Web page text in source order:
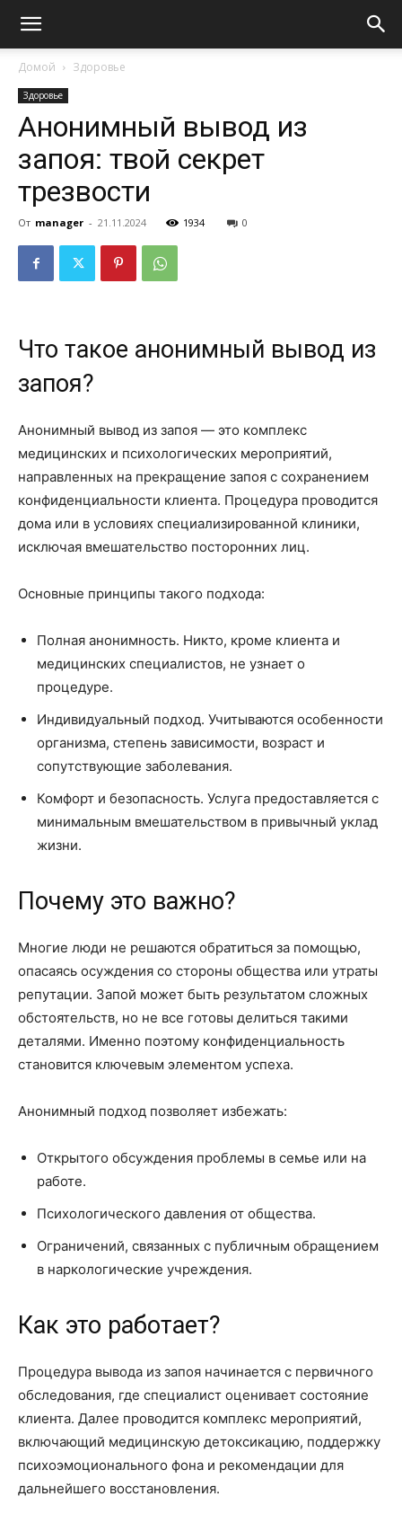
Домой Здоровье
Здоровье
Анонимный вывод из
запоя: твой секрет
трезвости
От manager - 21.11.2024 1934 0
Что такое анонимный вывод из
запоя?
Анонимный вывод из запоя — это комплекс
медицинских и психологических мероприятий,
направленных на прекращение запоя с сохранением
конфиденциальности клиента. Процедура проводится
дома или в условиях специализированной клиники,
исключая вмешательство посторонних лиц.
Основные принципы такого подхода:
Полная анонимность. Никто, кроме клиента и
медицинских специалистов, не узнает о
процедуре.
Индивидуальный подход. Учитываются особенности
организма, степень зависимости, возраст и
сопутствующие заболевания.
Комфорт и безопасность. Услуга предоставляется с
минимальным вмешательством в привычный уклад
жизни.
Почему это важно?
Многие люди не решаются обратиться за помощью,
опасаясь осуждения со стороны общества или утраты
репутации. Запой может быть результатом сложных
обстоятельств, но не все готовы делиться такими
деталями. Именно поэтому конфиденциальность
становится ключевым элементом успеха.
Анонимный подход позволяет избежать:
Открытого обсуждения проблемы в семье или на
работе.
Психологического давления от общества.
Ограничений, связанных с публичным обращением
в наркологические учреждения.
Как это работает?
Процедура вывода из запоя начинается с первичного
обследования, где специалист оценивает состояние
клиента. Далее проводится комплекс мероприятий,
включающий медицинскую детоксикацию, поддержку
психоэмоционального фона и рекомендации для
дальнейшего восстановления.